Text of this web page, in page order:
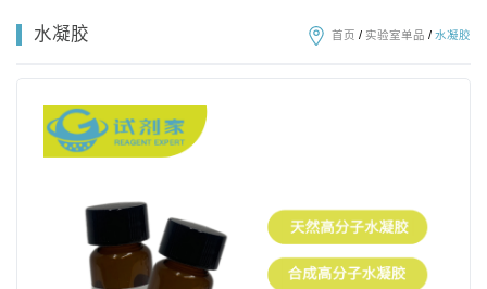
水凝胶 首页 / 实验室单品 / 水凝胶